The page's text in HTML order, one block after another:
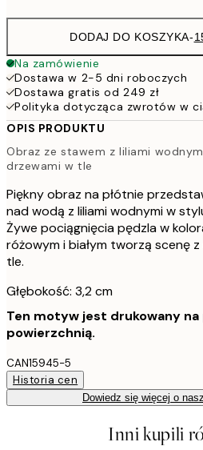
DODAJ DO KOSZYKA-
Na zamówienie
Dostawa w 2-5 dni roboczych
Dostawa gratis od 249 zł
Polityka dotycząca zwrotów w
OPIS PRODUKTU
Obraz ze stawem z liliami
drzewami w tle
Piękny obraz na płótnie
nad wodą z liliami wodnymi w
Żywe pociągnięcia pędzla w
różowym i białym tworzą scenę
tle.
Głębokość: 3,2 cm
Ten motyw jest drukowany na
powierzchnią.
CAN15945-5
Historia cen
Dowiedz się więcej o
Inni kupili